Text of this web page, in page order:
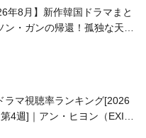
年8月】新作韓国ドラマまと
ン・ガンの帰還！孤独な天才
ラマ視聴率ランキング[2026
4週]｜アン・ヒヨン（EXID